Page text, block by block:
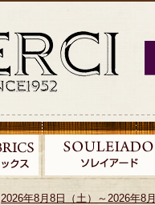
2026年8月8日（土）～2026年8